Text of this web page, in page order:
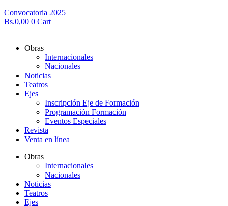
Convocatoria 2025
Bs.0,00 0 Cart
Obras
Internacionales
Nacionales
Noticias
Teatros
Ejes
Inscripción Eje de Formación
Programación Formación
Eventos Especiales
Revista
Venta en línea
Obras
Internacionales
Nacionales
Noticias
Teatros
Ejes